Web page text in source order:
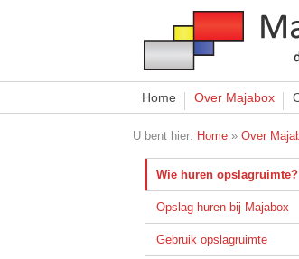
Home Over Majabox
U bent hier: Home »Over
Wie huren opslagruimte?
Opslag huren bij Majabox
Gebruik opslagruimte